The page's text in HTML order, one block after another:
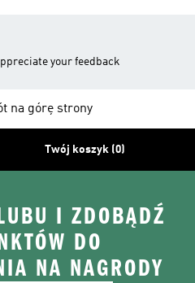
your feedback
na górę strony
Twój koszyk (0)
I ZDOBĄDŹ
DO
NA NAGRODY